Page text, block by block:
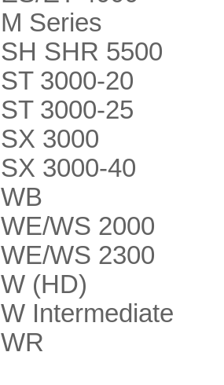
M Series
SH SHR 5500
ST 3000-20
ST 3000-25
SX 3000
SX 3000-40
WB
WE/WS 2000
WE/WS 2300
W (HD)
W Intermediate
WR